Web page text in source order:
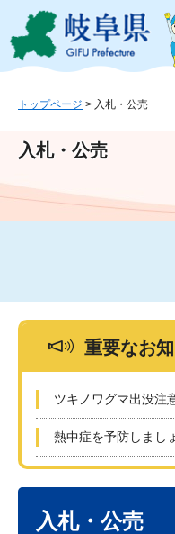
ジ
ュ
文
こ
トップページ > 入札・公売
入札・公売
重要なお
ツキノワグマ出没注
熱中症を予防しまし
入札・公売